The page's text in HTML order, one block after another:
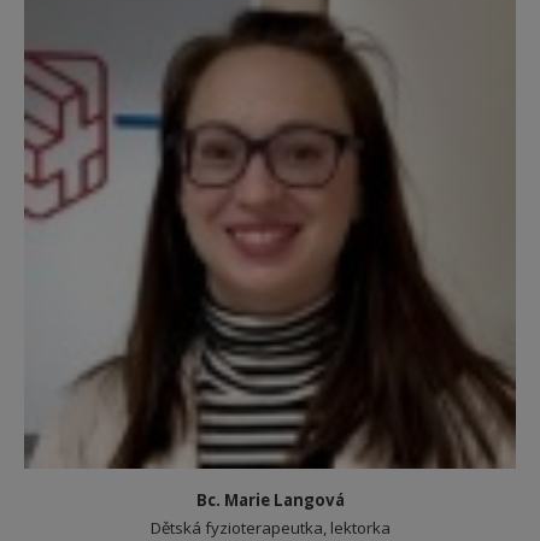
Bc. Marie Langová
Dětská fyzioterapeutka, lektorka